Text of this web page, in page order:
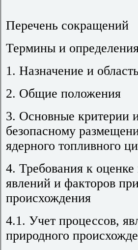
Перечень сокращений
Термины и
1. Назначение и
2. Общие положения
3. Основные критерии
безопасному
ядерного топливного
4. Требования к
явлений и факторов
происхождения
4.1. Учет процессов,
природного